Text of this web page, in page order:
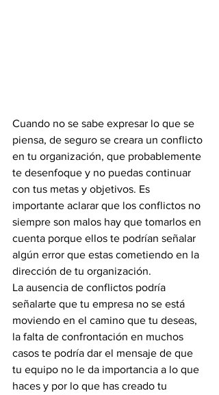
Cuando no se sabe expresar lo que se
piensa, de seguro se creara un conflicto
en tu organización, que probablemente
te desenfoque y no puedas continuar
con tus metas y objetivos. Es
importante aclarar que los conflictos no
siempre son malos hay que tomarlos en
cuenta porque ellos te podrían señalar
algún error que estas cometiendo en la
dirección de tu organización.
La ausencia de conflictos podría
señalarte que tu empresa no se está
moviendo en el camino que tu deseas,
la falta de confrontación en muchos
casos te podría dar el mensaje de que
tu equipo no le da importancia a lo que
haces y por lo que has creado tu